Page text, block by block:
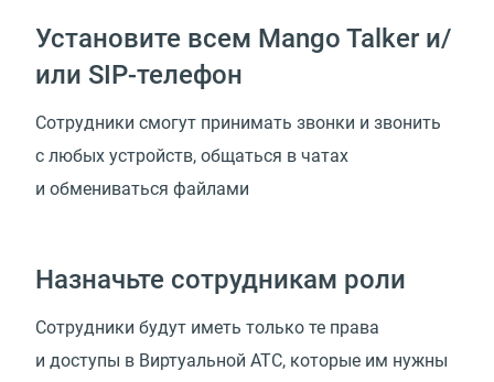
Установите всем Mango Talker и/
или SIP-телефон
Сотрудники смогут принимать звонки и звонить
с любых устройств, общаться в чатах
и обмениваться файлами
Назначьте сотрудникам роли
Сотрудники будут иметь только те права
и доступы в Виртуальной АТС, которые им нужны